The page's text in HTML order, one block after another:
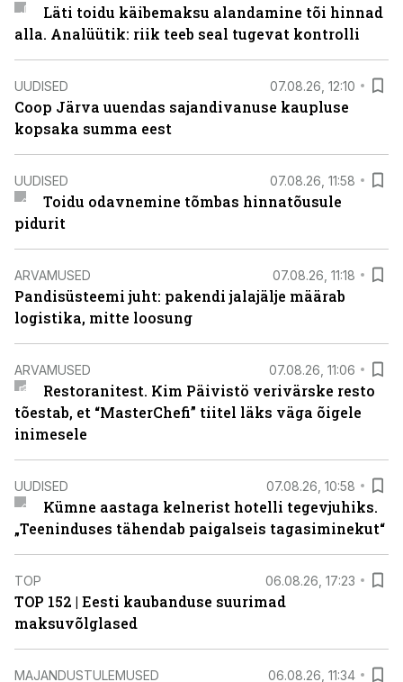
Läti toidu käibemaksu alandamine tõi hinnad
alla. Analüütik: riik teeb seal tugevat kontrolli
UUDISED 07.08.26, 12:10
Coop Järva uuendas sajandivanuse kaupluse
kopsaka summa eest
UUDISED 07.08.26, 11:58
Toidu odavnemine tõmbas hinnatõusule
pidurit
ARVAMUSED 07.08.26, 11:18
Pandisüsteemi juht: pakendi jalajälje määrab
logistika, mitte loosung
ARVAMUSED 07.08.26, 11:06
Restoranitest. Kim Päivistö verivärske resto
tõestab, et “MasterChefi” tiitel läks väga õigele
inimesele
UUDISED 07.08.26, 10:58
Kümne aastaga kelnerist hotelli tegevjuhiks.
„Teeninduses tähendab paigalseis tagasiminekut“
TOP 06.08.26, 17:23
TOP 152 | Eesti kaubanduse suurimad
maksuvõlglased
MAJANDUSTULEMUSED 06.08.26, 11:34